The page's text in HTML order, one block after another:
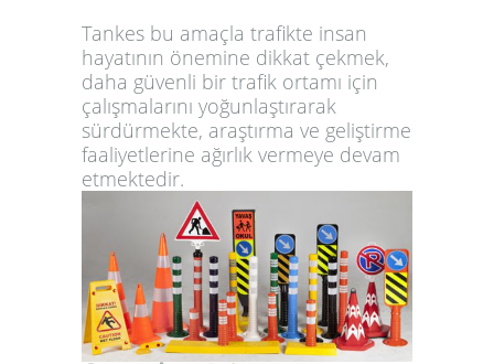
Tankes bu amaçla trafikte insan
hayatının önemine dikkat çekmek,
daha güvenli bir trafik ortamı için
çalışmalarını yoğunlaştırarak
sürdürmekte, araştırma ve geliştirme
faaliyetlerine ağırlık vermeye devam
etmektedir.